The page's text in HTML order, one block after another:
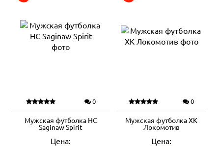
0
Мужская футболка HC
Saginaw Spirit
Цена:
0
Мужская футболка ХК
Локомотив
Цена: